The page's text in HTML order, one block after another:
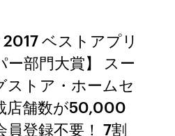
2017 ベストアプリ
部門大賞】 スー
ストア・ホームセ
店舗数が50,000
員登録不要！ 7割